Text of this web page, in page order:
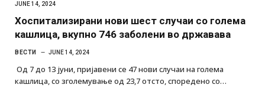
JUNE 14, 2024
Хоспитализирани нови шест случаи со голема
кашлица, вкупно 746 заболени во државава
ВЕСТИ JUNE 14, 2024
Од 7 до 13 јуни, пријавени се 47 нови случаи на голема
кашлица, со зголемување од 23,7 отсто, споредено со…